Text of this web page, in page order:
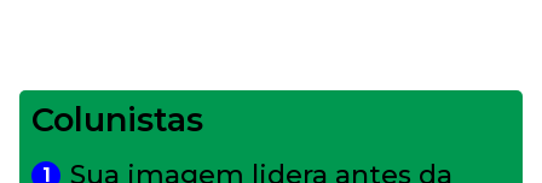
Colunistas
1
Sua imagem lidera antes da